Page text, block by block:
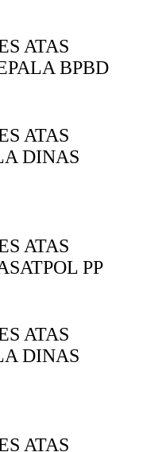
ATAS
BPBD
ATAS
DINAS
ATAS
PP
ATAS
DINAS
ATAS